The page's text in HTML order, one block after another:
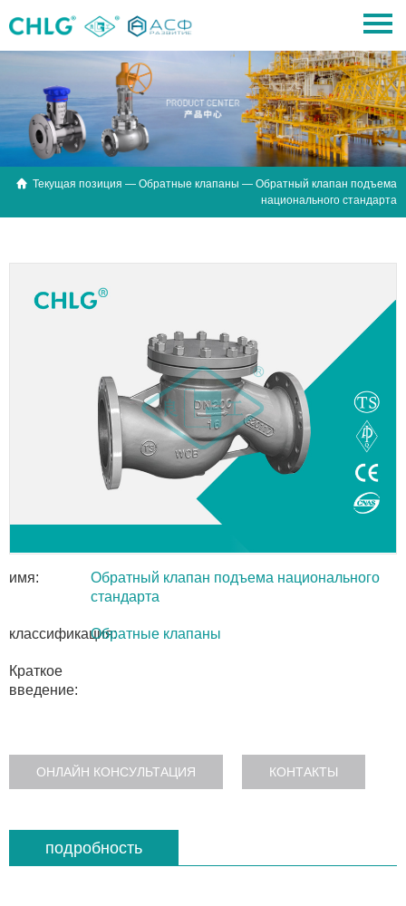
 Текущая позиция — Обратные клапаны — Обратный клапан подъема
национального стандарта
имя:
Обратный клапан подъема национального
стандарта
классификация:Обратные клапаны
Краткое
введение:
ОНЛАЙН КОНСУЛЬТАЦИЯ КОНТАКТЫ
подробность